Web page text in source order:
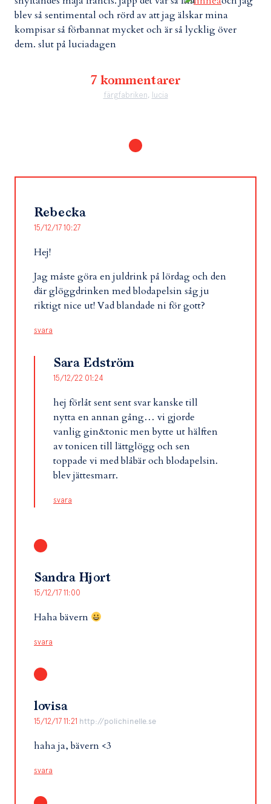
blev så sentimental och rörd av att jag älskar mina
kompisar så förbannat mycket och är så lycklig över
dem. slut på luciadagen
7 kommentarer
färgfabriken, lucia
Rebecka
15/12/17 10:27
Hej!
Jag måste göra en juldrink på lördag och den
där glöggdrinken med blodapelsin såg ju
riktigt nice ut! Vad blandade ni för gott?
svara
Sara Edström
15/12/22 01:24
hej förlåt sent sent svar kanske till
nytta en annan gång… vi gjorde
vanlig gin&tonic men bytte ut hälften
av tonicen till lättglögg och sen
toppade vi med blåbär och blodapelsin.
blev jättesmarr.
svara
Sandra Hjort
15/12/17 11:00
Haha bävern
svara
lovisa
15/12/17 11:21 http://polichinelle.se
haha ja, bävern <3
svara